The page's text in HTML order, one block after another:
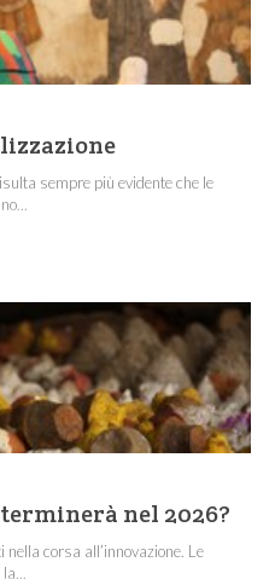
sempre più evidente che le
nel 2026?
corsa all’innovazione. Le